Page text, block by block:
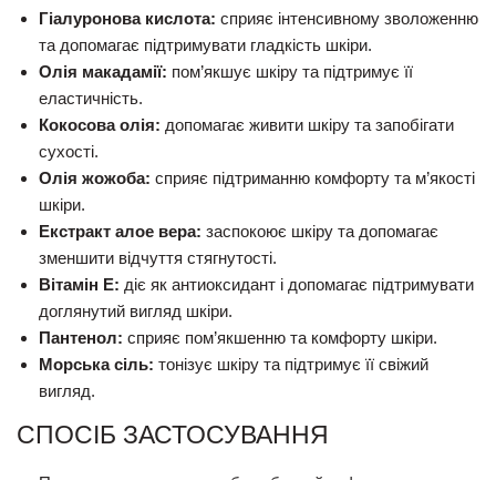
Гіалуронова кислота: сприяє інтенсивному зволоженню
та допомагає підтримувати гладкість шкіри.
Олія макадамії: пом’якшує шкіру та підтримує її
еластичність.
Кокосова олія: допомагає живити шкіру та запобігати
сухості.
Олія жожоба: сприяє підтриманню комфорту та м’якості
шкіри.
Екстракт алое вера: заспокоює шкіру та допомагає
зменшити відчуття стягнутості.
Вітамін E: діє як антиоксидант і допомагає підтримувати
доглянутий вигляд шкіри.
Пантенол: сприяє пом’якшенню та комфорту шкіри.
Морська сіль: тонізує шкіру та підтримує її свіжий
вигляд.
СПОСІБ ЗАСТОСУВАННЯ